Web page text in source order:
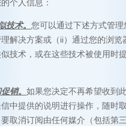
个人信息：
术。 您可以通过下述方式管
解决方案或（ii）通过您的浏览
技术，或在这些技术被使用时
销。 如果您决定不再希望收到
中提供的说明进行操作，随时
取消订阅由任何媒介（包括第